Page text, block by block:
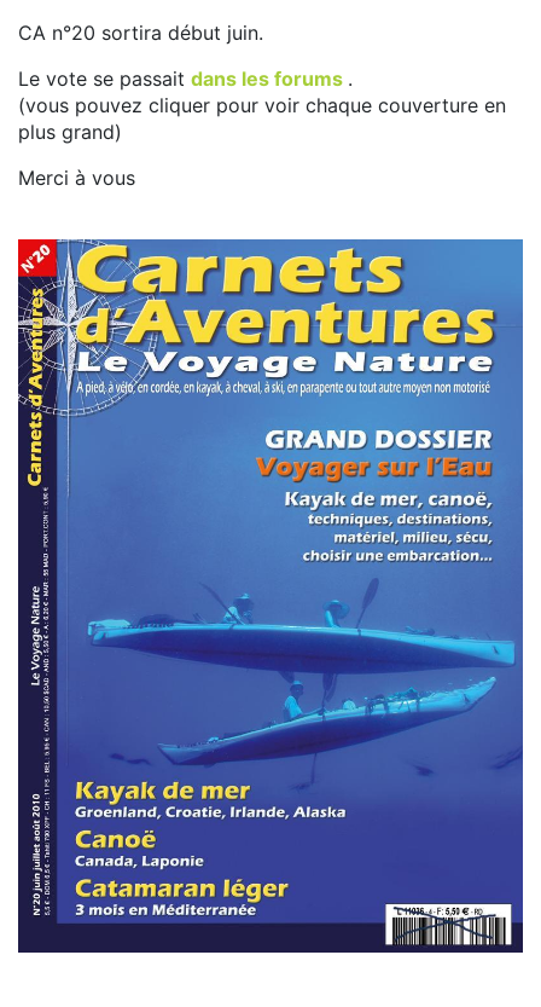
CA n°20 sortira début juin.
Le vote se passait dans les forums .
(vous pouvez cliquer pour voir chaque couverture en
plus grand)
Merci à vous